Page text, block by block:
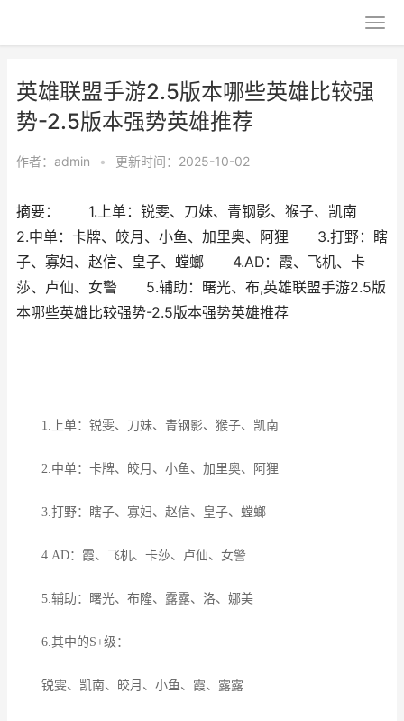
英雄联盟手游2.5版本哪些英雄比较强
势-2.5版本强势英雄推荐
作者： admin • 更新时间：2025-10-02
摘要： 1.上单：锐雯、刀妹、青钢影、猴子、凯南
2.中单：卡牌、皎月、小鱼、加里奥、阿狸 3.打野：瞎
子、寡妇、赵信、皇子、螳螂 4.AD：霞、飞机、卡
莎、卢仙、女警 5.辅助：曙光、布,英雄联盟手游2.5版
本哪些英雄比较强势-2.5版本强势英雄推荐
1.上单：锐雯、刀妹、青钢影、猴子、凯南
2.中单：卡牌、皎月、小鱼、加里奥、阿狸
3.打野：瞎子、寡妇、赵信、皇子、螳螂
4.AD：霞、飞机、卡莎、卢仙、女警
5.辅助：曙光、布隆、露露、洛、娜美
6.其中的S+级：
锐雯、凯南、皎月、小鱼、霞、露露